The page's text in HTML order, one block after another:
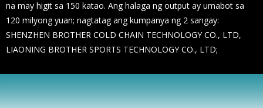
na may higit sa 150 katao. Ang halaga ng output ay umabot sa
120 milyong yuan; nagtatag ang kumpanya ng 2 sangay:
SHENZHEN BROTHER COLD CHAIN ​​TECHNOLOGY CO., LTD,
LIAONING BROTHER SPORTS TECHNOLOGY CO., LTD;